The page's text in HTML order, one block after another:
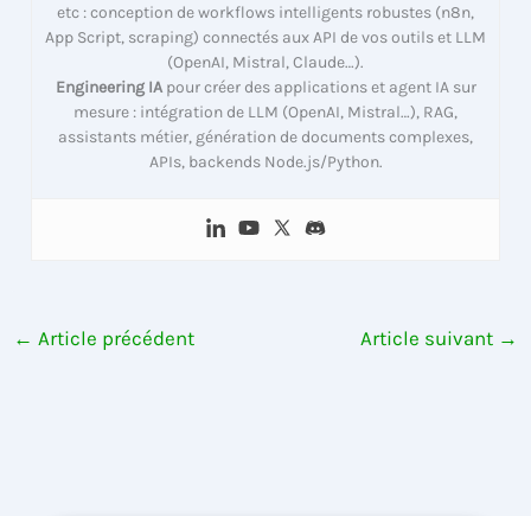
etc : conception de workflows intelligents robustes (n8n,
App Script, scraping) connectés aux API de vos outils et LLM
(OpenAI, Mistral, Claude…).
Engineering IApour créer des applications et agent IA sur
mesure : intégration de LLM (OpenAI, Mistral…), RAG,
assistants métier, génération de documents complexes,
APIs, backends Node.js/Python.
← Article précédent Article suivant →